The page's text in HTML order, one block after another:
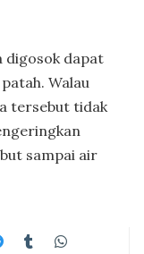
digosok dapat
Walau
tersebut tidak
sampai air